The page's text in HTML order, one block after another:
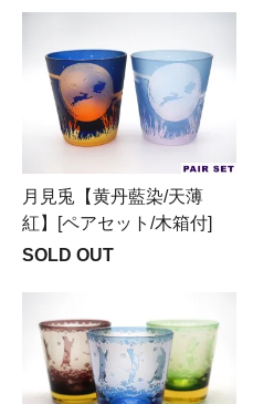
月見兎【黄丹藍染/天薄
紅】[ペアセット/木箱付]
SOLD OUT